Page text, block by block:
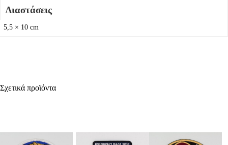
Διαστάσεις
5,5 × 10 cm
Σχετικά προϊόντα